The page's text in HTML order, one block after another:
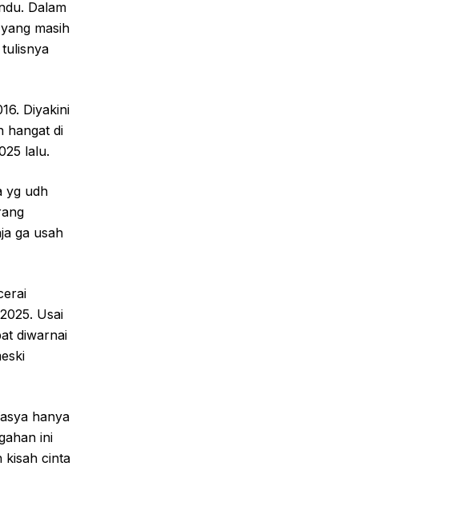
Dalam
masih
Diyakini
hangat di
lalu.
yg udh
ga usah
Usai
diwarnai
hanya
ini
kisah cinta